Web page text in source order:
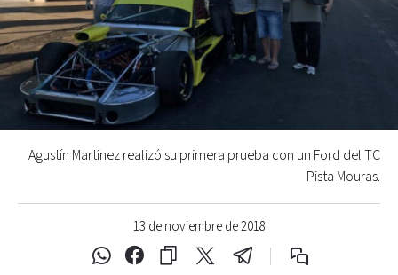
13 de noviembre de 2018
Agustín Martínez realizó su primera prueba con un Ford del TC
Pista Mouras.